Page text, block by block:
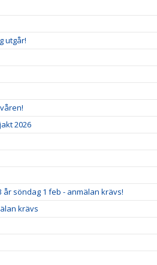
utgår!
2026
söndag 1 feb - anmälan krävs!
krävs